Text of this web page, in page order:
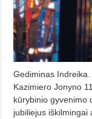
Gediminas
Kazimiero Jonyno
kūrybinio gyvenimo
jubiliejus